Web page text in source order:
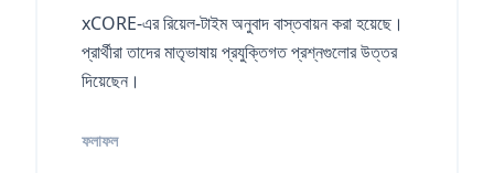
xCORE-এর রিয়েল-টাইম অনুবাদ বাস্তবায়ন করা হয়েছে।
প্রার্থীরা তাদের মাতৃভাষায় প্রযুক্তিগত প্রশ্নগুলোর উত্তর
দিয়েছেন।
ফলাফল